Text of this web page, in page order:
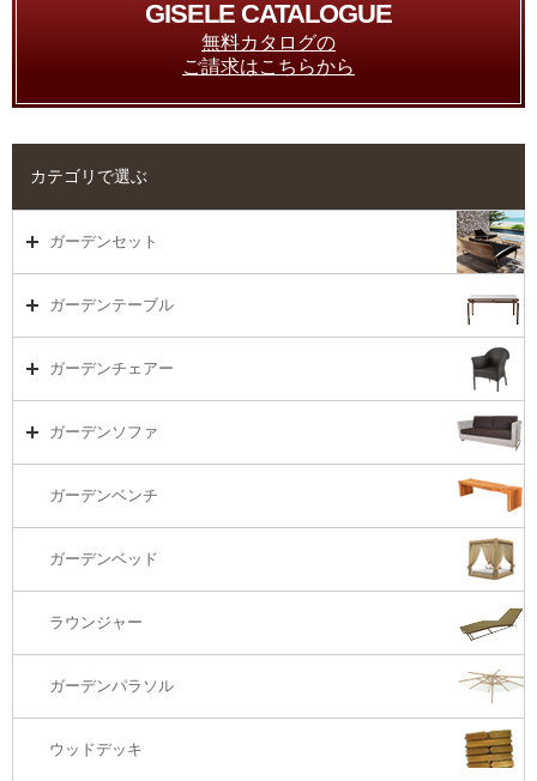
GISELE CATALOGUE
無料カタログの
ご請求はこちらから
カテゴリで選ぶ
ガーデンセット
ガーデンセット（海外在庫）
ラウンジ・ベッド
ガーデンテーブル
ガーデンテーブルTOP
コーヒーテーブル
カウンター・バーテーブル
ガーデンチェアー
ガーデンチェアーTOP
カウンター・バーチェアー
ガーデンソファ
ガーデンソファTOP
3Sソファ
オットマン・スツール
ガーデンベンチ
ガーデンベッド
ラウンジャー
ガーデンパラソル
ウッドデッキ